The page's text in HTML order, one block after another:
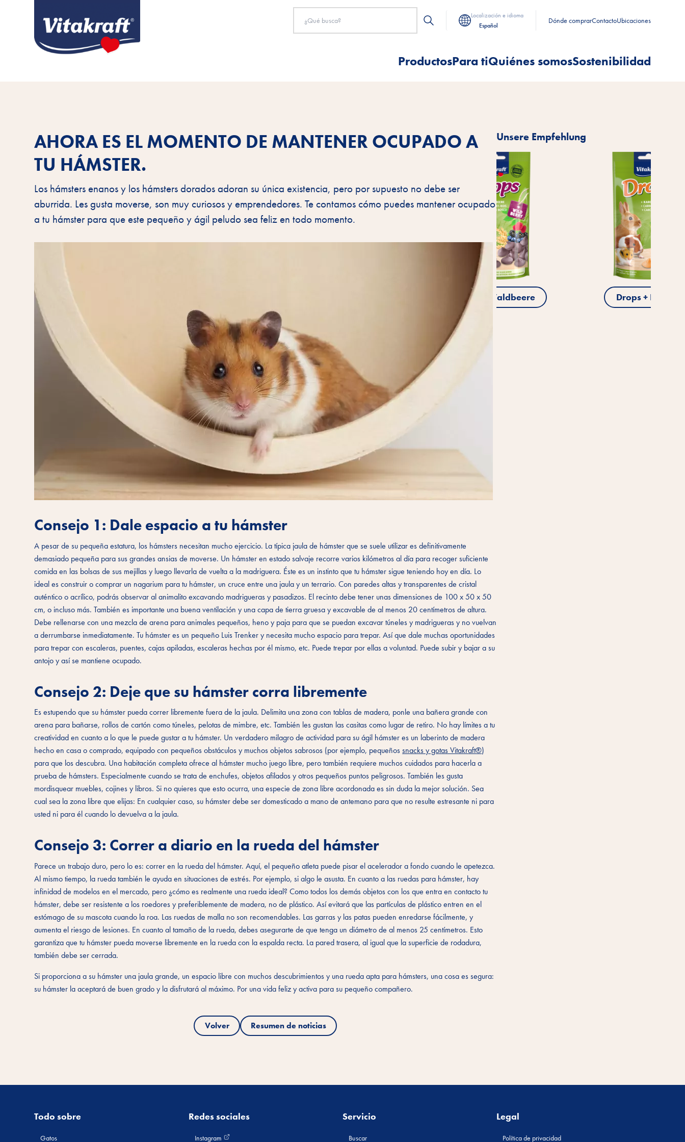
Localización e idioma
Español
Dónde comprarContactoUbicaciones
ProductosPara tiQuiénes somosSostenibilidad
AHORA ES EL MOMENTO DE MANTENER OCUPADO A
TU HÁMSTER.
Los hámsters enanos y los hámsters dorados adoran su única existencia, pero por supuesto no debe ser
aburrida. Les gusta moverse, son muy curiosos y emprendedores. Te contamos cómo puedes mantener ocupado
a tu hámster para que este pequeño y ágil peludo sea feliz en todo momento.
Consejo 1: Dale espacio a tu hámster
A pesar de su pequeña estatura, los hámsters necesitan mucho ejercicio. La típica jaula de hámster que se suele utilizar es definitivamente
demasiado pequeña para sus grandes ansias de moverse. Un hámster en estado salvaje recorre varios kilómetros al día para recoger suficiente
comida en las bolsas de sus mejillas y luego llevarla de vuelta a la madriguera. Éste es un instinto que tu hámster sigue teniendo hoy en día. Lo
ideal es construir o comprar un nagarium para tu hámster, un cruce entre una jaula y un terrario. Con paredes altas y transparentes de cristal
auténtico o acrílico, podrás observar al animalito excavando madrigueras y pasadizos. El recinto debe tener unas dimensiones de 100 x 50 x 50
cm, o incluso más. También es importante una buena ventilación y una capa de tierra gruesa y excavable de al menos 20 centímetros de altura.
Debe rellenarse con una mezcla de arena para animales pequeños, heno y paja para que se puedan excavar túneles y madrigueras y no vuelvan
a derrumbarse inmediatamente. Tu hámster es un pequeño Luis Trenker y necesita mucho espacio para trepar. Así que dale muchas oportunidades
para trepar con escaleras, puentes, cajas apiladas, escaleras hechas por él mismo, etc. Puede trepar por ellas a voluntad. Puede subir y bajar a su
antojo y así se mantiene ocupado.
Consejo 2: Deje que su hámster corra libremente
Es estupendo que su hámster pueda correr libremente fuera de la jaula. Delimita una zona con tablas de madera, ponle una bañera grande con
arena para bañarse, rollos de cartón como túneles, pelotas de mimbre, etc. También les gustan las casitas como lugar de retiro. No hay límites a tu
creatividad en cuanto a lo que le puede gustar a tu hámster. Un verdadero milagro de actividad para su ágil hámster es un laberinto de madera
hecho en casa o comprado, equipado con pequeños obstáculos y muchos objetos sabrosos (por ejemplo, pequeñossnacks y gotas Vitakraft®)
para que los descubra. Una habitación completa ofrece al hámster mucho juego libre, pero también requiere muchos cuidados para hacerla a
prueba de hámsters. Especialmente cuando se trata de enchufes, objetos afilados y otros pequeños puntos peligrosos. También les gusta
mordisquear muebles, cojines y libros. Si no quieres que esto ocurra, una especie de zona libre acordonada es sin duda la mejor solución. Sea
cual sea la zona libre que elijas: En cualquier caso, su hámster debe ser domesticado a mano de antemano para que no resulte estresante ni para
usted ni para él cuando lo devuelva a la jaula.
Consejo 3: Correr a diario en la rueda del hámster
Parece un trabajo duro, pero lo es: correr en la rueda del hámster. Aquí, el pequeño atleta puede pisar el acelerador a fondo cuando le apetezca.
Al mismo tiempo, la rueda también le ayuda en situaciones de estrés. Por ejemplo, si algo le asusta. En cuanto a las ruedas para hámster, hay
infinidad de modelos en el mercado, pero ¿cómo es realmente una rueda ideal? Como todos los demás objetos con los que entra en contacto tu
hámster, debe ser resistente a los roedores y preferiblemente de madera, no de plástico. Así evitará que las partículas de plástico entren en el
estómago de su mascota cuando la roa. Las ruedas de malla no son recomendables. Las garras y las patas pueden enredarse fácilmente, y
aumenta el riesgo de lesiones. En cuanto al tamaño de la rueda, debes asegurarte de que tenga un diámetro de al menos 25 centímetros. Esto
garantiza que tu hámster pueda moverse libremente en la rueda con la espalda recta. La pared trasera, al igual que la superficie de rodadura,
también debe ser cerrada.
Si proporciona a su hámster una jaula grande, un espacio libre con muchos descubrimientos y una rueda apta para hámsters, una cosa es segura:
su hámster la aceptará de buen grado y la disfrutará al máximo. Por una vida feliz y activa para su pequeño compañero.
Volver Resumen de noticias
Unsere Empfehlung
Drops + Karotte
Todo sobre
Gatos
Redes sociales
Instagram
Servicio
Buscar
Legal
Política de privacidad